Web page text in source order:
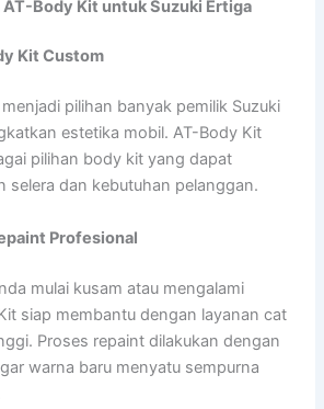
AT-Body Kit untuk Suzuki Ertiga
Kit Custom
pilihan banyak pemilik Suzuki
estetika mobil. AT-Body Kit
pilihan body kit yang dapat
selera dan kebutuhan pelanggan.
Profesional
mulai kusam atau mengalami
siap membantu dengan layanan cat
Proses repaint dilakukan dengan
warna baru menyatu sempurna